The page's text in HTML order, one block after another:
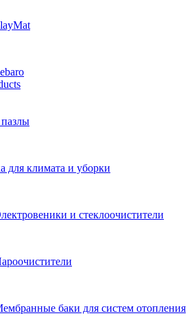
для климата и уборки
и стеклоочистители
баки для систем отопления